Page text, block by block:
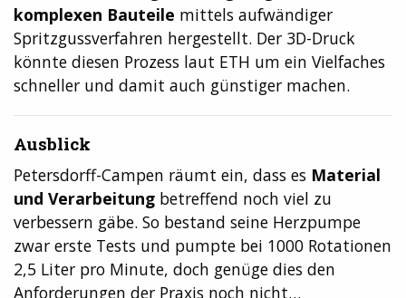
komplexen Bauteile mittels aufwändiger
Spritzgussverfahren hergestellt. Der 3D-Druck
könnte diesen Prozess laut ETH um ein Vielfaches
schneller und damit auch günstiger machen.
Ausblick
Petersdorff-Campen räumt ein, dass es Material
und Verarbeitung betreffend noch viel zu
verbessern gäbe. So bestand seine Herzpumpe
zwar erste Tests und pumpte bei 1000 Rotationen
2,5 Liter pro Minute, doch genüge dies den
Anforderungen der Praxis noch nicht…